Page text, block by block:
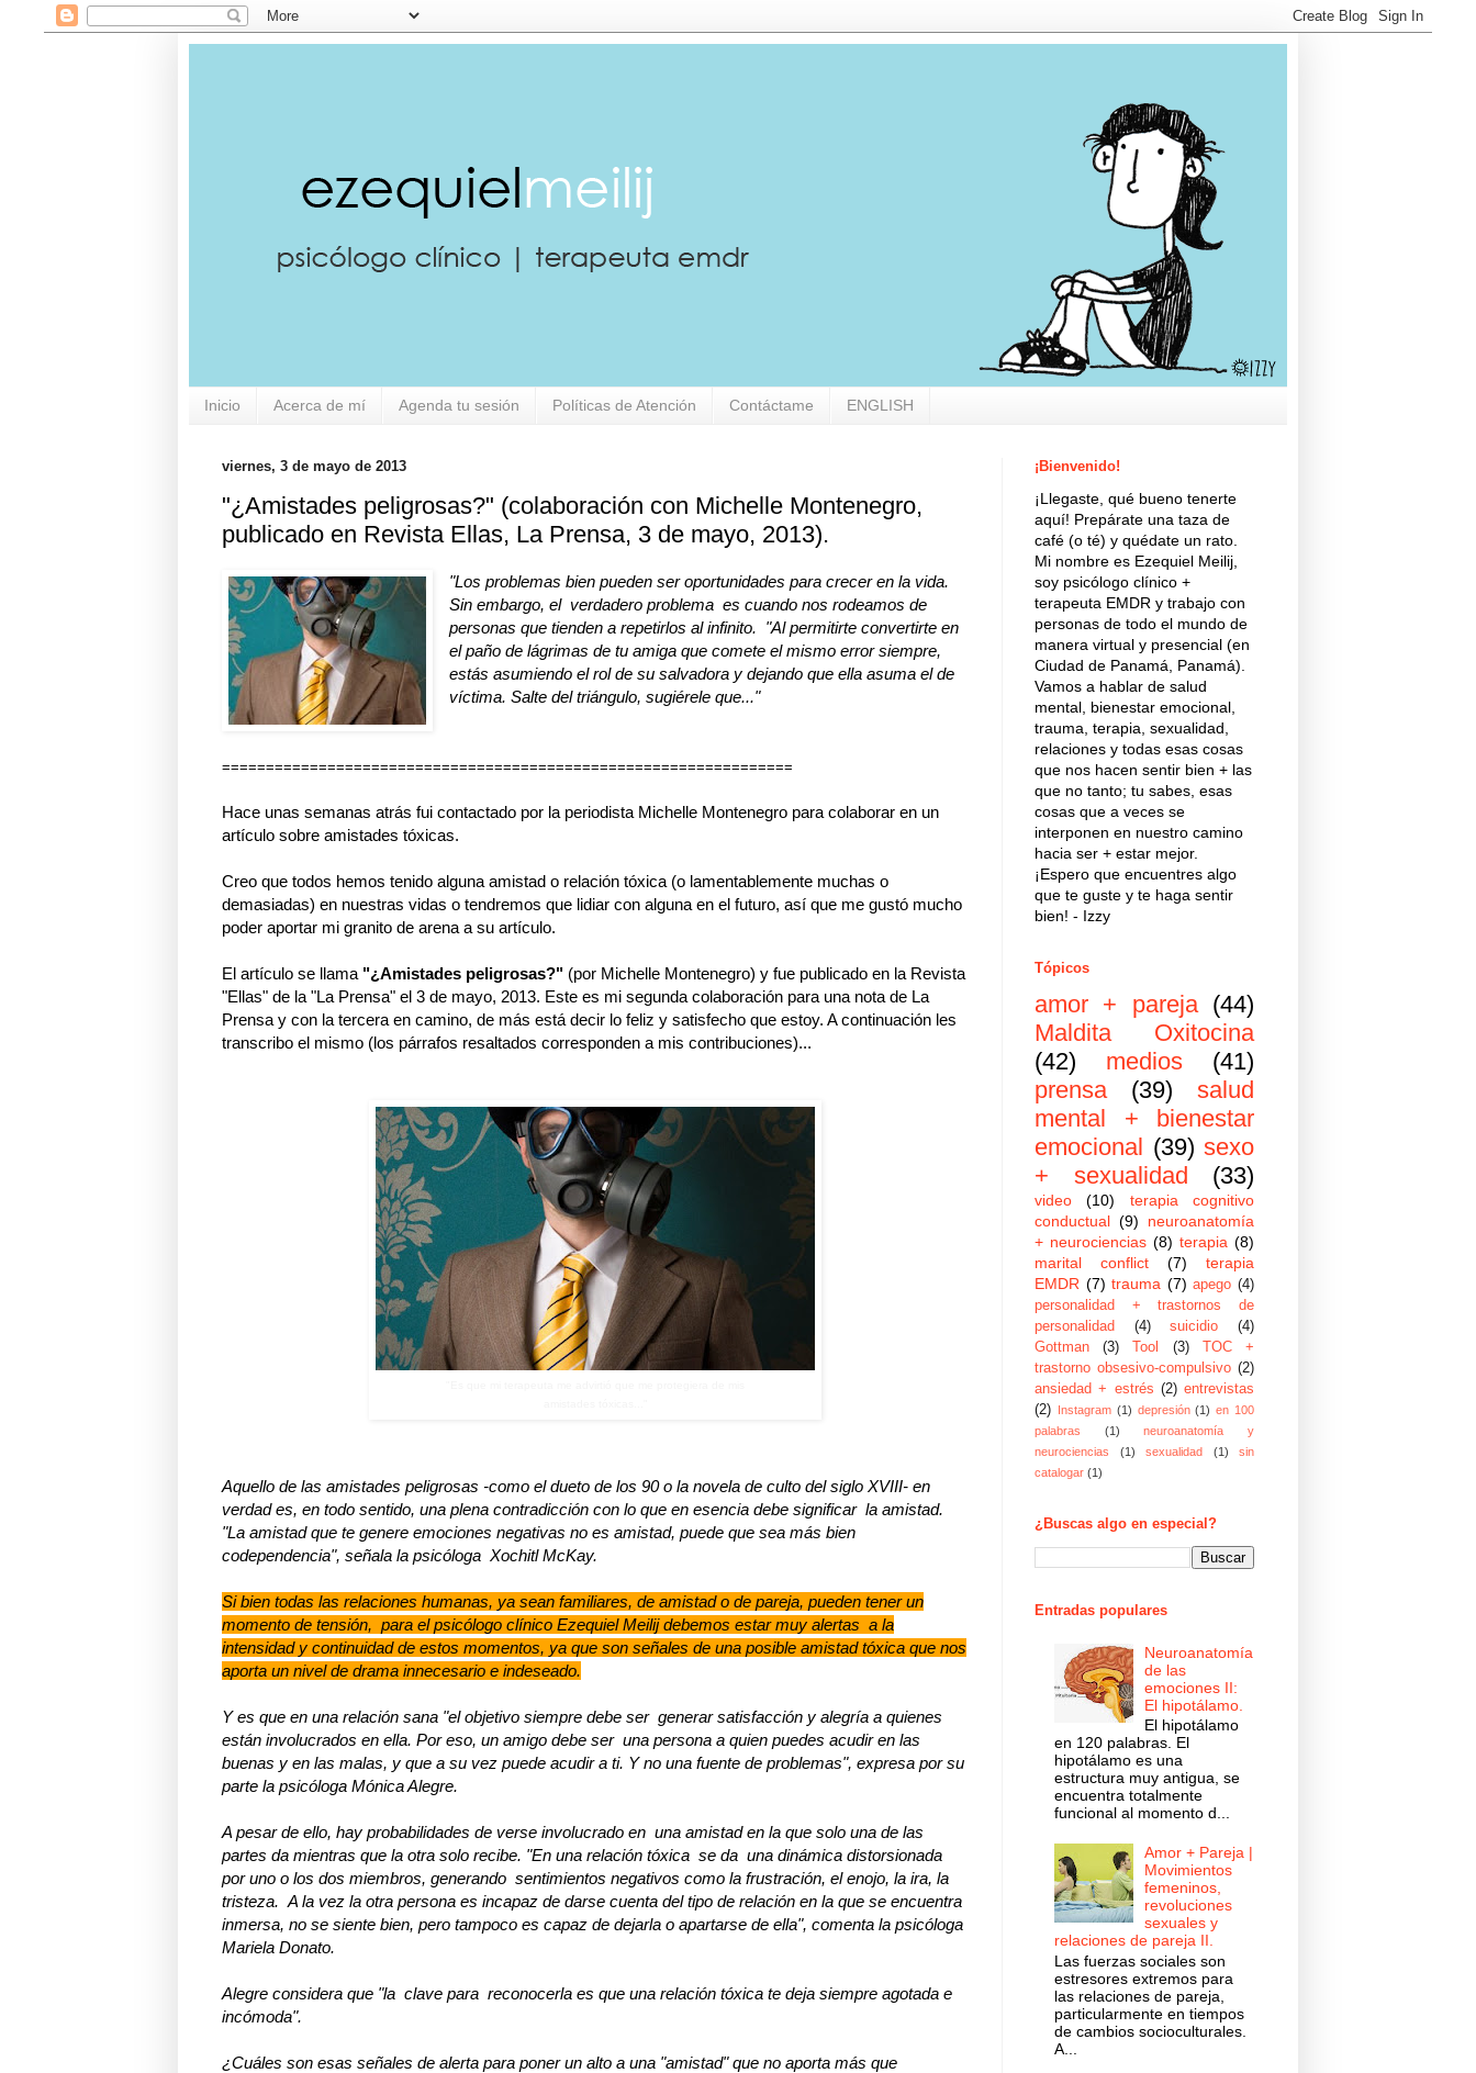
Inicio Acerca de mí Agenda tu sesión Políticas de Atención Contáctame ENGLISH
viernes, 3 de mayo de 2013
"¿Amistades peligrosas?" (colaboración con Michelle Montenegro,
publicado en Revista Ellas, La Prensa, 3 de mayo, 2013).
"Los problemas bien pueden ser oportunidades para crecer en la vida.
Sin embargo, el verdadero problema es cuando nos rodeamos de
personas que tienden a repetirlos al infinito. "Al permitirte convertirte en
el paño de lágrimas de tu amiga que comete el mismo error siempre,
estás asumiendo el rol de su salvadora y dejando que ella asuma el de
víctima. Salte del triángulo, sugiérele que..."
=================================================================
Hace unas semanas atrás fui contactado por la periodista Michelle Montenegro para colaborar en un
artículo sobre amistades tóxicas.
Creo que todos hemos tenido alguna amistad o relación tóxica (o lamentablemente muchas o
demasiadas) en nuestras vidas o tendremos que lidiar con alguna en el futuro, así que me gustó mucho
poder aportar mi granito de arena a su artículo.
El artículo se llama "¿Amistades peligrosas?" (por Michelle Montenegro) y fue publicado en la Revista
"Ellas" de la "La Prensa" el 3 de mayo, 2013. Este es mi segunda colaboración para una nota de La
Prensa y con la tercera en camino, de más está decir lo feliz y satisfecho que estoy. A continuación les
transcribo el mismo (los párrafos resaltados corresponden a mis contribuciones)...
Aquello de las amistades peligrosas -como el dueto de los 90 o la novela de culto del siglo XVIII- en
verdad es, en todo sentido, una plena contradicción con lo que en esencia debe significar la amistad.
"La amistad que te genere emociones negativas no es amistad, puede que sea más bien
codependencia", señala la psicóloga Xochitl McKay.
Si bien todas las relaciones humanas, ya sean familiares, de amistad o de pareja, pueden tener un
momento de tensión, para el psicólogo clínico Ezequiel Meilij debemos estar muy alertas a la
intensidad y continuidad de estos momentos, ya que son señales de una posible amistad tóxica que nos
aporta un nivel de drama innecesario e indeseado.
Y es que en una relación sana "el objetivo siempre debe ser generar satisfacción y alegría a quienes
están involucrados en ella. Por eso, un amigo debe ser una persona a quien puedes acudir en las
buenas y en las malas, y que a su vez puede acudir a ti. Y no una fuente de problemas", expresa por su
parte la psicóloga Mónica Alegre.
A pesar de ello, hay probabilidades de verse involucrado en una amistad en la que solo una de las
partes da mientras que la otra solo recibe. "En una relación tóxica se da una dinámica distorsionada
por uno o los dos miembros, generando sentimientos negativos como la frustración, el enojo, la ira, la
tristeza. A la vez la otra persona es incapaz de darse cuenta del tipo de relación en la que se encuentra
inmersa, no se siente bien, pero tampoco es capaz de dejarla o apartarse de ella", comenta la psicóloga
Mariela Donato.
Alegre considera que "la clave para reconocerla es que una relación tóxica te deja siempre agotada e
incómoda".
¿Cuáles son esas señales de alerta para poner un alto a una "amistad" que no aporta más que
¡Bienvenido!
¡Llegaste, qué bueno tenerte
aquí! Prepárate una taza de
café (o té) y quédate un rato.
Mi nombre es Ezequiel Meilij,
soy psicólogo clínico +
terapeuta EMDR y trabajo con
personas de todo el mundo de
manera virtual y presencial (en
Ciudad de Panamá, Panamá).
Vamos a hablar de salud
mental, bienestar emocional,
trauma, terapia, sexualidad,
relaciones y todas esas cosas
que nos hacen sentir bien + las
que no tanto; tu sabes, esas
cosas que a veces se
interponen en nuestro camino
hacia ser + estar mejor.
¡Espero que encuentres algo
que te guste y te haga sentir
bien! - Izzy
Tópicos
amor + pareja (44)
Maldita Oxitocina
(42)
medios
(41)
prensa
(39)
salud
mental + bienestar
emocional (39) sexo
+ sexualidad
(33)
video (10)
terapia cognitivo
conductual (9)
neuroanatomía
+ neurociencias (8) terapia (8)
marital conflict
(7)
terapia
EMDR (7) trauma (7) apego (4)
personalidad + trastornos de
personalidad
(4) suicidio
(4)
Gottman
(3) Tool (3)
TOC +
trastorno obsesivo-compulsivo (2)
ansiedad + estrés (2) entrevistas
(2) Instagram (1) depresión (1) en 100
palabras
(1)
neuroanatomía y
neurociencias
(1) sexualidad (1)
sin
catalogar (1)
¿Buscas algo en especial?
Entradas populares
Neuroanatomía
de las
emociones II:
El hipotálamo.
El hipotálamo
en 120 palabras. El
hipotálamo es una
estructura muy antigua, se
encuentra totalmente
funcional al momento d...
Amor + Pareja |
Movimientos
femeninos,
revoluciones
sexuales y
relaciones de pareja II.
Las fuerzas sociales son
estresores extremos para
las relaciones de pareja,
particularmente en tiempos
de cambios socioculturales.
A...